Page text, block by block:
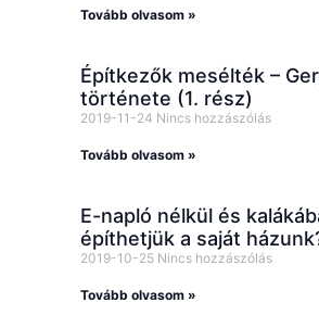
Tovább olvasom »
Építkezők mesélték –
története (1. rész)
2019-11-24 Nincs hozzászólás
Tovább olvasom »
E-napló nélkül és
építhetjük a saját
2019-10-25 Nincs hozzászólás
Tovább olvasom »